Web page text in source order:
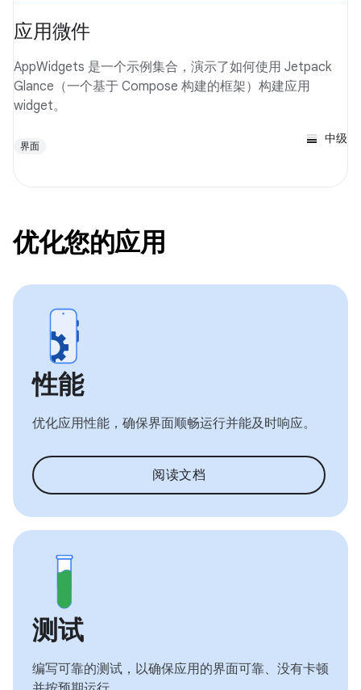
应用微件
AppWidgets 是一个示例集合，演示了如何使用 Jetpack
Glance（一个基于 Compose 构建的框架）构建应用
widget。
界面
中级
优化您的应用
性能
优化应用性能，确保界面顺畅运行并能及时响应。
阅读文档
测试
编写可靠的测试，以确保应用的界面可靠、没有卡顿